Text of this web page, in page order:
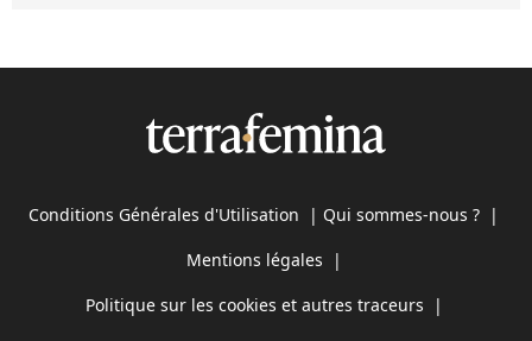
Conditions Générales d'Utilisation | Qui sommes-nous ? |
Mentions légales |
Politique sur les cookies et autres traceurs |